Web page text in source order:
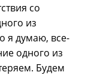
со
из
я думаю, все-
одного из
Будем